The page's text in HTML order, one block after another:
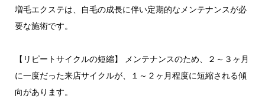
増毛エクステは、自毛の成長に伴い定期的なメンテナンスが必
要な施術です。
【リピートサイクルの短縮】 メンテナンスのため、２～３ヶ月
に一度だった来店サイクルが、１～２ヶ月程度に短縮される傾
向があります。